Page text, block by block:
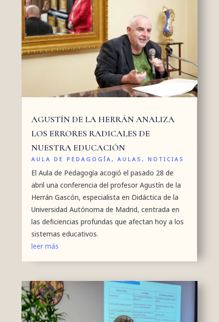
AGUSTÍN DE LA HERRÁN ANALIZA
LOS ERRORES RADICALES DE
NUESTRA EDUCACIÓN
AULA DE PEDAGOGÍA, AULAS, NOTICIAS
El Aula de Pedagogía acogió el pasado 28 de
abril una conferencia del profesor Agustín de la
Herrán Gascón, especialista en Didáctica de la
Universidad Autónoma de Madrid, centrada en
las deficiencias profundas que afectan hoy a los
sistemas educativos.
leer más